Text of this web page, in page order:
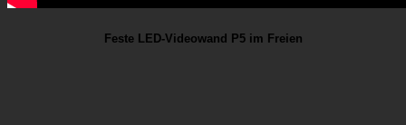
Feste LED-Videowand P5 im Freien